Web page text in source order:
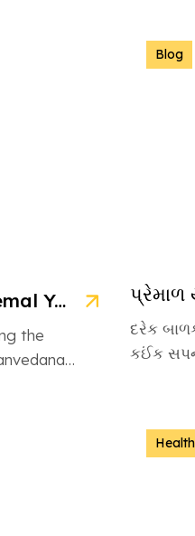
Sanvedana NGO and Premal Yojana: A Model of Social Service
the
Blog
દરેક
કઈંક
Health